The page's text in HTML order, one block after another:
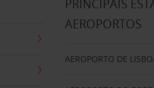
PRINCIPAIS
AEROPORTOS
AEROPORTO DE